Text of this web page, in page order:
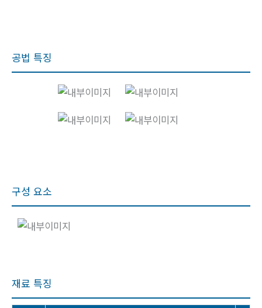
공법 특징
구성 요소
재료 특징